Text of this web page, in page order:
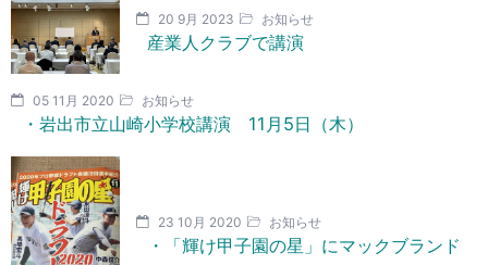
20 9月 2023 お知らせ
産業人クラブで講演
05 11月 2020 お知らせ
・岩出市立山崎小学校講演 11月5日（木）
23 10月 2020 お知らせ
・「輝け甲子園の星」にマックブランド